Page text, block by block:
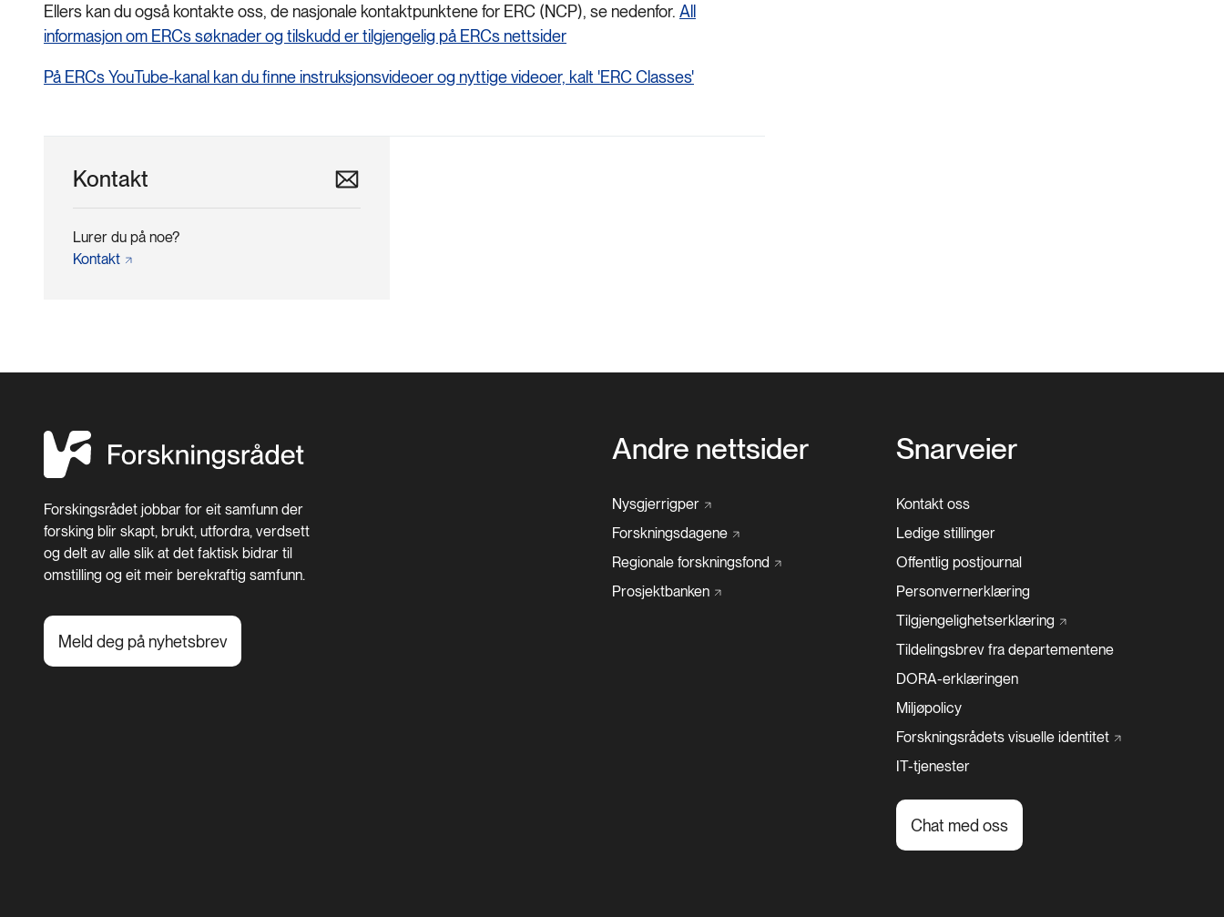
Ellers kan du også kontakte oss, de nasjonale kontaktpunktene for ERC (NCP), se nedenfor. All
informasjon om ERCs søknader og tilskudd er tilgjengelig på ERCs nettsider
På ERCs YouTube-kanal kan du finne instruksjonsvideoer og nyttige videoer, kalt 'ERC Classes'
Kontakt
Lurer du på noe?
Kontakt
Forskingsrådet jobbar for eit samfunn der
forsking blir skapt, brukt, utfordra, verdsett
og delt av alle slik at det faktisk bidrar til
omstilling og eit meir berekraftig samfunn.
Meld deg på nyhetsbrev
Andre nettsider
Nysgjerrigper
Forskningsdagene
Regionale forskningsfond
Prosjektbanken
Snarveier
Kontakt oss
Ledige stillinger
Offentlig postjournal
Personvernerklæring
Tilgjengelighetserklæring
Tildelingsbrev fra departementene
DORA-erklæringen
Miljøpolicy
Forskningsrådets visuelle identitet
IT-tjenester
Chat med oss